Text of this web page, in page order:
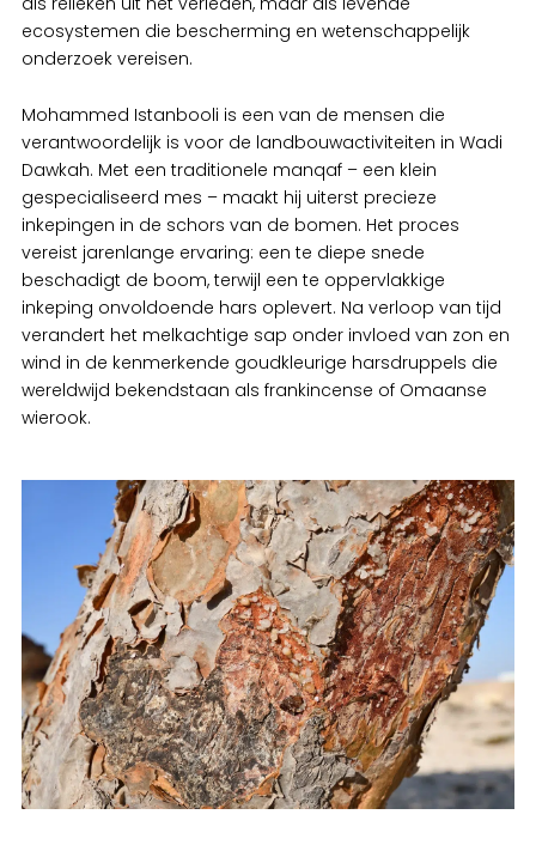
ecosystemen die bescherming en wetenschappelijk
onderzoek vereisen.
Mohammed Istanbooli is een van de mensen die
verantwoordelijk is voor de landbouwactiviteiten in Wadi
Dawkah. Met een traditionele manqaf – een klein
gespecialiseerd mes – maakt hij uiterst precieze
inkepingen in de schors van de bomen. Het proces
vereist jarenlange ervaring: een te diepe snede
beschadigt de boom, terwijl een te oppervlakkige
inkeping onvoldoende hars oplevert. Na verloop van tijd
verandert het melkachtige sap onder invloed van zon en
wind in de kenmerkende goudkleurige harsdruppels die
wereldwijd bekendstaan als frankincense of Omaanse
wierook.